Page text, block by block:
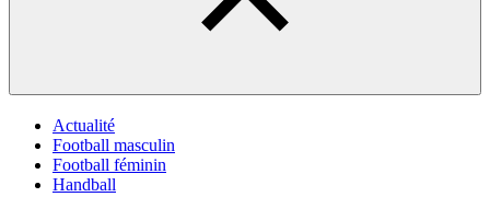
Actualité
Football masculin
Football féminin
Handball